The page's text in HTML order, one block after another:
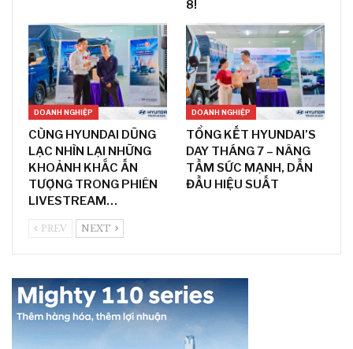
8!
DOANH NGHIỆP
CÙNG HYUNDAI DŨNG
LẠC NHÌN LẠI NHỮNG
KHOẢNH KHẮC ẤN
TƯỢNG TRONG PHIÊN
LIVESTREAM…
DOANH NGHIỆP
TỔNG KẾT HYUNDAI’S
DAY THÁNG 7 – NÂNG
TẦM SỨC MẠNH, DẪN
ĐẦU HIỆU SUẤT
PREV NEXT